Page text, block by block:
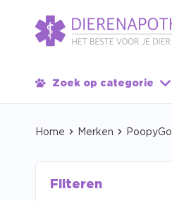
Zoek op categorie
Home Merken PoopyGo
Filteren